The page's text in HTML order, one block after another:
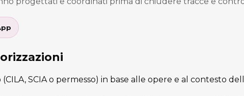
SCIA o permesso) in base alle opere e al contesto